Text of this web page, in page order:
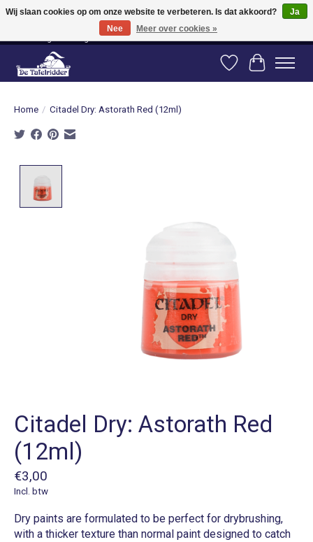
Vanaf 80 euro gratis verzending binnen Nederland! Vanaf 100 euro gratis
verzending naar België en Duitsland!
Verlanglijst
Home / Citadel Dry: Astorath Red (12ml)
Citadel Dry: Astorath Red
(12ml)
€3,00
Incl. btw
Dry paints are formulated to be perfect for drybrushing,
with a thicker texture than normal paint designed to catch
Wij slaan cookies op om onze website te verbeteren. Is dat akkoord?
Ja
Nee
Meer over cookies »